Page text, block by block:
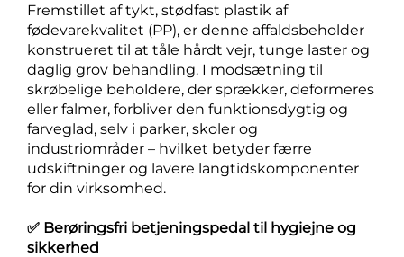
Fremstillet af tykt, stødfast plastik af
fødevarekvalitet (PP), er denne affaldsbeholder
konstrueret til at tåle hårdt vejr, tunge laster og
daglig grov behandling. I modsætning til
skrøbelige beholdere, der sprækker, deformeres
eller falmer, forbliver den funktionsdygtig og
farveglad, selv i parker, skoler og
industriområder – hvilket betyder færre
udskiftninger og lavere langtidskomponenter
for din virksomhed.
✅ Berøringsfri betjeningspedal til hygiejne og
sikkerhed